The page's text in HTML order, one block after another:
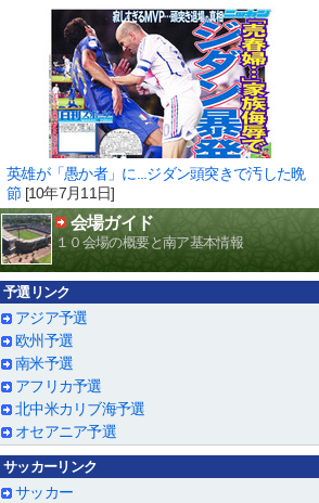
英雄が「愚か者」に...ジダン頭突きで汚した晩
節[10年7月11日]
会場ガイド
１０会場の概要と南ア基本情報
予選リンク
アジア予選
欧州予選
南米予選
アフリカ予選
北中米カリブ海予選
オセアニア予選
サッカーリンク
サッカー